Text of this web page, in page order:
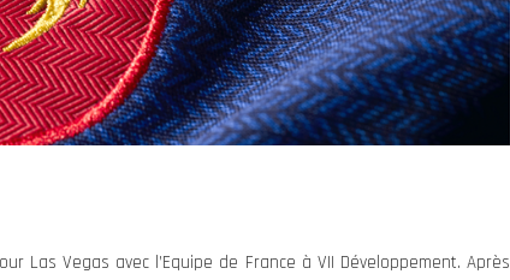
Las Vegas avec l’Equipe de France à VII Développement. Après